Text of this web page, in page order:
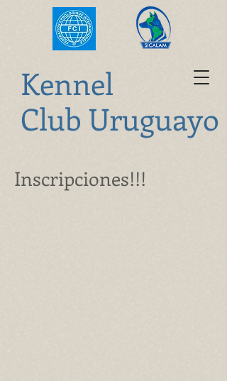
Kennel
Club Uruguayo
Inscripciones!!!